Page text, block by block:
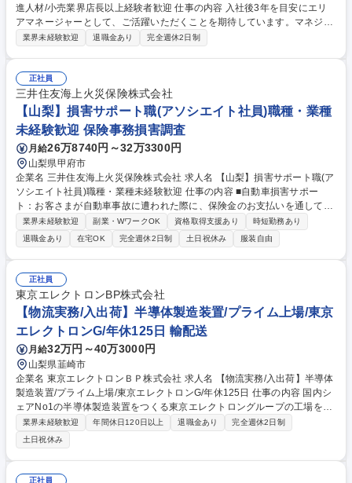
進人材/小売業界店長以上経験者歓迎 仕事の内容 入社後3年を目安にエリ
アマネージャーとして、ご活躍いただくことを期待しています。マネジメ
ントのご経験を活かして個店経営を精度高く実現し、弊社の成長の一翼を
■個店経営を実現できる店長の育成を、部下であるブロックマネージャー
を通じて実現すること■営業の戦略や仕組み（店舗環境・システム等）に
ついて販売部側の窓口として関連部署と連携すること■更なる事業成長を
見据えた際に強化すべき点に対して業務改善や仕組化、整備を行い、全社
の成長を推進させること 募集職種 中央高地/エリアマネージャー候補/経営
推進人材/小売業界店長以上経験者歓迎
業界未経験歓迎 退職金あり 完全週休2日制
正社員
三井住友海上火災保険株式会社
【山梨】損害サポート職(アソシエイト社員)職種・業種
未経験歓迎 保険事務損害調査
月給26万8740円～32万3300円
山梨県甲府市
企業名 三井住友海上火災保険株式会社 求人名 【山梨】損害サポート職(ア
ソシエイト社員)職種・業種未経験歓迎 仕事の内容 ■自動車損害サポー
ト：お客さまが自動車事故に遭われた際に、保険金のお支払いを通して、
事故を解決していく仕事です。事故の解決まで弁護士 や医師などの専門家
と連携し、迅速かつ円満な解決に向けた高い品質の サービスを提供しま
す。※実務について入社後は過失割合の発生しない対物事故から担当頂き
ます。その後業務に慣れてきたら過失割合の発生する対物事故や適性等に
より対人事故を担当いただくこともあります。 ■火災・新種・傷病・海外
旅行損害サポート：火災、賠償責任、傷病など様々な保険種目について事
故対応を担当します。自然災害発生時は、迅速、丁寧な保険金のお支払い
を行うことで、被災地区の復興に貢献します。 募集職種 【山梨】損害サ
ポート職(アソシエイト社員)職種・業種未経験歓迎
業界未経験歓迎 副業・WワークOK 資格取得支援あり
時短勤務あり
退職金あり
在宅OK 完全週休2日制 土日祝休み 服装自由
正社員
東京エレクトロンBP株式会社
【物流実務/入出荷】半導体製造装置/プライム上場/東京
エレクトロンG/年休125日 輸配送
月給32万円～40万3000円
山梨県韮崎市
企業名 東京エレクトロンＢＰ株式会社 求人名 【物流実務/入出荷】半導体
製造装置/プライム上場/東京エレクトロンG/年休125日 仕事の内容 国内シ
ェアNo1の半導体製造装置をつくる東京エレクトロングループの工場を支
えている当社で、1tもあるような半導体製造装置の入出荷管理をご担当い
ただきます。 【主な業務内容】入出荷調整、入出荷手配、車両手配（配
車）、委託先選定、安全管理、安全対策、搬入コーディネーター、作業指
揮者、作業計画立案、データ分析、物流戦略考案、改善活動、作業手順立
案、輸送業務など※建物に改変を加えません 【入社後の流れの例】1年目
業界未経験歓迎 年間休日120日以上 退職金あり
完全週休2日制
土日祝休み
正社員